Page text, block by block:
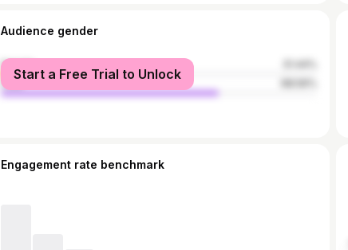
Audience gender
female
male
Start a Free Trial to Unlock
Engagement rate benchmark